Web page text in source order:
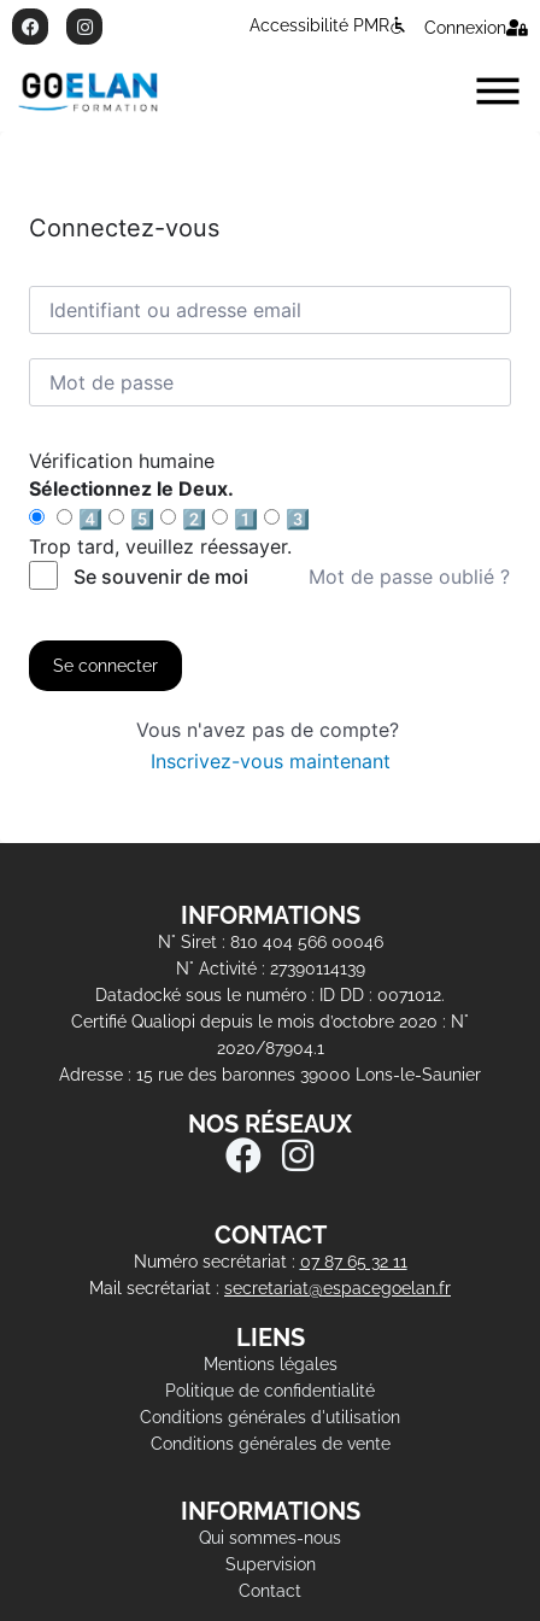
Accessibilité PMR Connexion
Connectez-vous
Vérification humaine
Sélectionnez le Deux.
4️⃣
5️⃣ 2️⃣ 1️⃣
3️⃣
Trop tard, veuillez réessayer.
Se souvenir de moi
Mot de passe oublié ?
Se connecter
Vous n'avez pas de compte?
Inscrivez-vous maintenant
INFORMATIONS
N° Siret : 810 404 566 00046
N° Activité : 27390114139
Datadocké sous le numéro : ID DD : 0071012.
Certifié Qualiopi depuis le mois d’octobre 2020 : N°
2020/87904.1
Adresse : 15 rue des baronnes 39000 Lons-le-Saunier
NOS RÉSEAUX
CONTACT
Numéro secrétariat : 07 87 65 32 11
Mail secrétariat : secretariat@espacegoelan.fr
LIENS
Mentions légales
Politique de confidentialité
Conditions générales d'utilisation
Conditions générales de vente
INFORMATIONS
Qui sommes-nous
Supervision
Contact